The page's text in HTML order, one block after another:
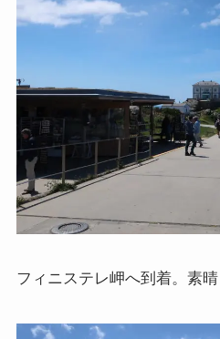
フィニステレ岬へ到着。素晴